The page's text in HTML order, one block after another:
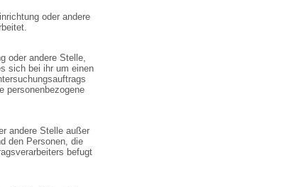
oder andere
oder andere Stelle,
sich bei ihr um einen
personenbezogene
andere Stelle außer
den Personen, die
befugt